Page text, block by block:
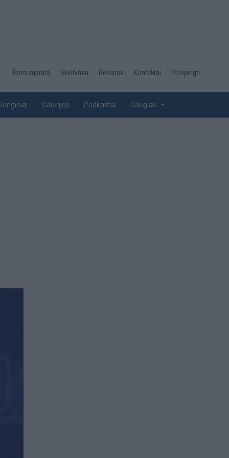
Desktop
top
Prenumerata Skelbimai Reklama Kontaktai Prisijungti
Galerijos Podkastai Daugiau